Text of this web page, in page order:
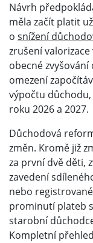
Návrh
měla začít platit
o snížení
zrušení
obecné
omezení
výpočtu
roku 2026 a 2027.
Důchodová
změn. Kromě již
za první dvě děti,
zavedení
nebo
prominutí plateb
starobní
Kompletní